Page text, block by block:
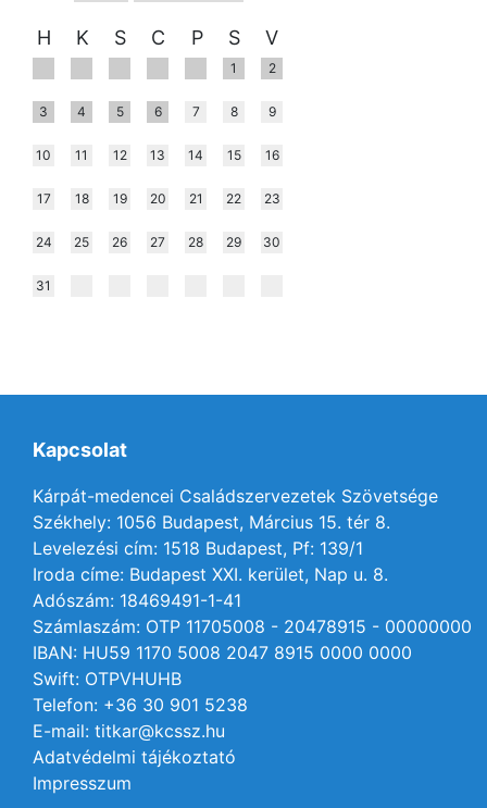
H K S C P S V
1 2
3 4 5 6 7 8 9
10 11 12 13 14 15 16
17 18 19 20 21 22 23
24 25 26 27 28 29 30
31
Kapcsolat
Kárpát-medencei Családszervezetek Szövetsége
Székhely: 1056 Budapest, Március 15. tér 8.
Levelezési cím: 1518 Budapest, Pf: 139/1
Iroda címe: Budapest XXI. kerület, Nap u. 8.
Adószám: 18469491-1-41
Számlaszám: OTP 11705008 - 20478915 - 00000000
IBAN: HU59 1170 5008 2047 8915 0000 0000
Swift: OTPVHUHB
Telefon: +36 30 901 5238
E-mail: titkar@kcssz.hu
Adatvédelmi tájékoztató
Impresszum